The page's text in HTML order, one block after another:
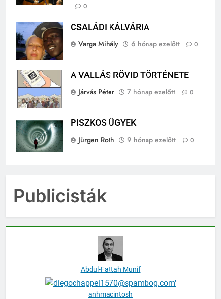
0
CSALÁDI KÁLVÁRIA
Varga Mihály
6 hónap ezelőtt 0
A VALLÁS RÖVID TÖRTÉNETE
Járvás Péter
7 hónap ezelőtt 0
PISZKOS ÜGYEK
Jürgen Roth
9 hónap ezelőtt 0
Publicisták
Abdul-Fattah Munif
anhmacintosh